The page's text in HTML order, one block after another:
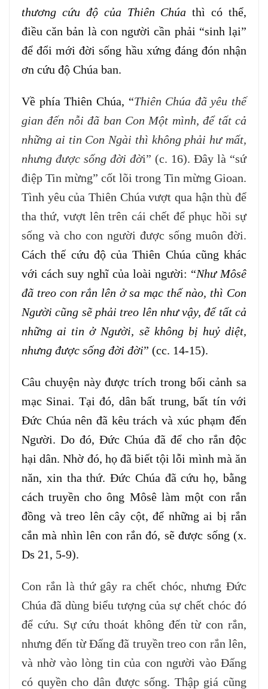
thương cứu độ của Thiên Chúa thì có thể,
điều căn bản là con người cần phải “sinh lại”
để đổi mới đời sống hầu xứng đáng đón nhận
ơn cứu độ Chúa ban.
Về phía Thiên Chúa, “Thiên Chúa đã yêu thế
gian đến nỗi đã ban Con Một mình, để tất cả
những ai tin Con Ngài thì không phải hư mất,
nhưng được sống đời đời” (c. 16). Đây là “sứ
điệp Tin mừng” cốt lõi trong Tin mừng Gioan.
Tình yêu của Thiên Chúa vượt qua hận thù để
tha thứ, vượt lên trên cái chết để phục hồi sự
sống và cho con người được sống muôn đời.
Cách thế cứu độ của Thiên Chúa cũng khác
với cách suy nghĩ của loài người: “Như Môsê
đã treo con rắn lên ở sa mạc thế nào, thì Con
Người cũng sẽ phải treo lên như vậy, để tất cả
những ai tin ở Người, sẽ không bị huỷ diệt,
nhưng được sống đời đời” (cc. 14-15).
Câu chuyện này được trích trong bối cảnh sa
mạc Sinai. Tại đó, dân bất trung, bất tín với
Đức Chúa nên đã kêu trách và xúc phạm đến
Người. Do đó, Đức Chúa đã để cho rắn độc
hại dân. Nhờ đó, họ đã biết tội lỗi mình mà ăn
năn, xin tha thứ. Đức Chúa đã cứu họ, bằng
cách truyền cho ông Môsê làm một con rắn
đồng và treo lên cây cột, để những ai bị rắn
cắn mà nhìn lên con rắn đó, sẽ được sống (x.
Ds 21, 5-9).
Con rắn là thứ gây ra chết chóc, nhưng Đức
Chúa đã dùng biểu tượng của sự chết chóc đó
để cứu. Sự cứu thoát không đến từ con rắn,
nhưng đến từ Đấng đã truyền treo con rắn lên,
và nhờ vào lòng tin của con người vào Đấng
có quyền cho dân được sống. Thập giá cũng